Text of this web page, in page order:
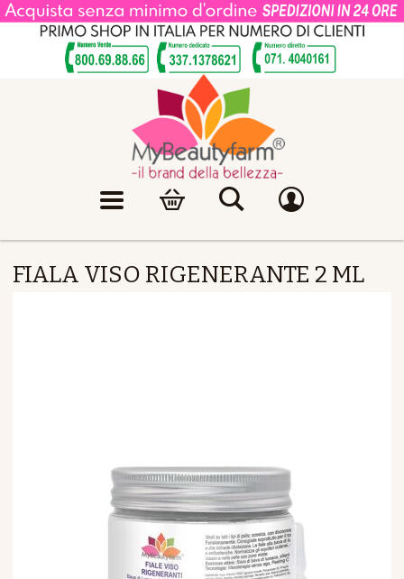
FIALA VISO RIGENERANTE 2 ML